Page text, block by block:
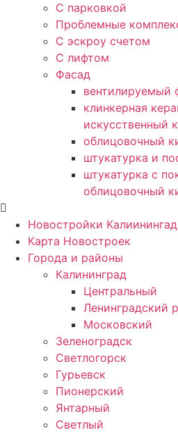
С парковкой
Проблемные
С эскроу счетом
С лифтом
Фасад
вентилируемый
клинкерная
искусственный
облицовочный
штукатурка и
штукатурка с
облицовочный
Новостройки
Карта Новостроек
Города и районы
Калининград
Центральный
Ленинградский
Московский
Зеленоградск
Светлогорск
Гурьевск
Пионерский
Янтарный
Светлый